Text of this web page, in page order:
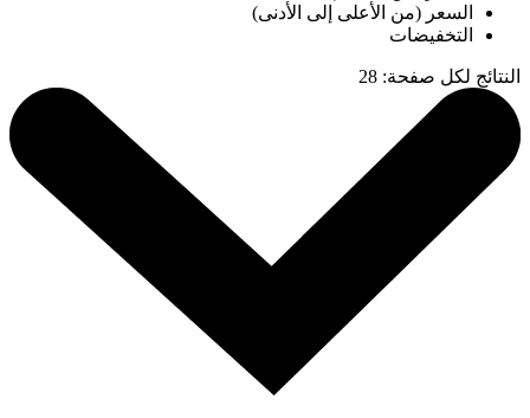
السعر (من الأعلى إلى الأدنى)
التخفيضات
النتائج لكل صفحة:
28